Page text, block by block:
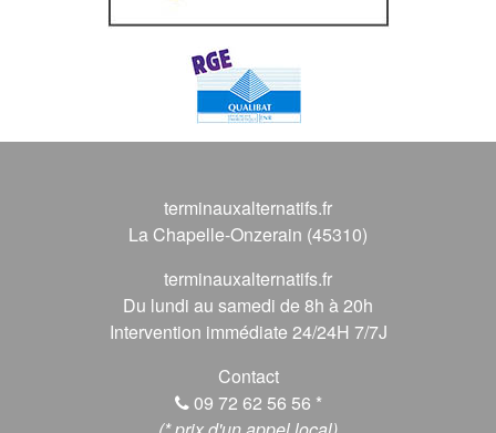
terminauxalternatifs.fr
La Chapelle-Onzerain (45310)
terminauxalternatifs.fr
Du lundi au samedi de 8h à 20h
Intervention immédiate 24/24H 7/7J
Contact
09 72 62 56 56 *